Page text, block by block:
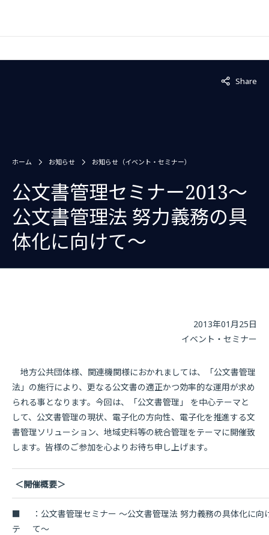
ホーム お知らせ お知らせ（イベント・セミナー）
公文書管理セミナー2013〜
公文書管理法 努力義務の具
体化に向けて〜
Share
Not
2013年01月25日
イベント・セミナー
地方公共団体様、関連機関様におかれましては、「公文書管理
法」の施行により、更なる公文書の適正かつ効率的な運用が求め
られる事となります。今回は、「公文書管理」 を中心テーマと
して、公文書管理の現状、電子化の方向性、電子化を推進する文
書管理ソリューション、地域史料等の統合管理をテーマに開催致
します。皆様のご参加を心よりお待ち申し上げます。
＜開催概要＞
■
テ
：公文書管理セミナー 〜公文書管理法 努力義務の具体化に向
て〜